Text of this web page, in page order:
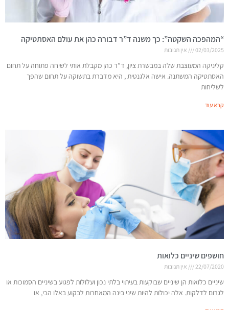
“המהפכה השקטה”: כך משנה ד”ר דבורה כהן את עולם האסתטיקה
02/03/2025 אין תגובות
קליניקה המעוצבת שלה במבשרת ציון, ד”ר כהן מקבלת אותי לשיחה פתוחה על תחום
האסתטיקה המשתנה. אישה אלגנטית , היא מדברת בתשוקה על תחום שהפך
לשליחות
קרא עוד
חושפים שיניים כלואות
22/07/2020 אין תגובות
שיניים כלואות הן שיניים שבוקעות בעיתוי בלתי נכון ועלולות לפגוע בשיניים הסמוכות או
לגרום לדלקות. אלה יכולות להיות שיני בינה המאחרות לבקוע באלו הכי, או